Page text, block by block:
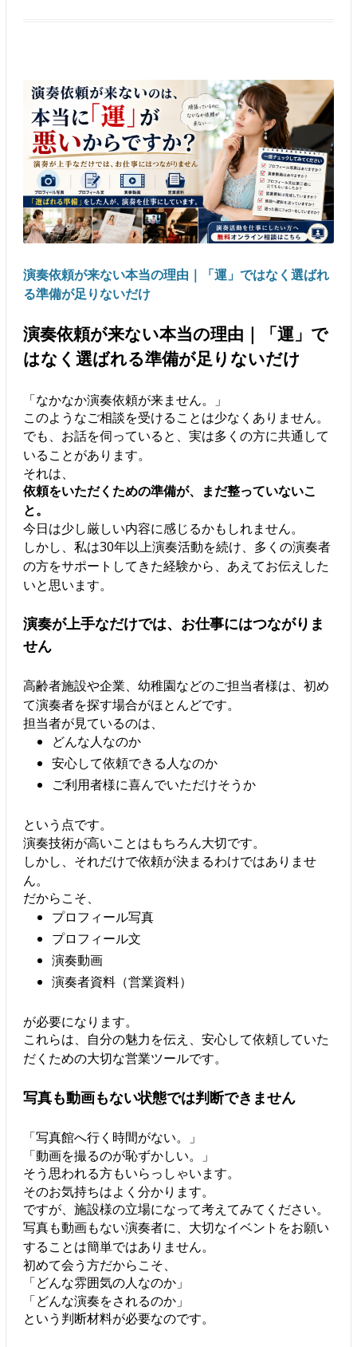
演奏依頼が来ない本当の理由｜「運」ではなく選ばれ
る準備が足りないだけ
演奏依頼が来ない本当の理由｜「運」で
はなく選ばれる準備が足りないだけ
「なかなか演奏依頼が来ません。」
このようなご相談を受けることは少なくありません。
でも、お話を伺っていると、実は多くの方に共通して
いることがあります。
それは、
依頼をいただくための準備が、まだ整っていないこ
と。
今日は少し厳しい内容に感じるかもしれません。
しかし、私は30年以上演奏活動を続け、多くの演奏者
の方をサポートしてきた経験から、あえてお伝えした
いと思います。
演奏が上手なだけでは、お仕事にはつながりま
せん
高齢者施設や企業、幼稚園などのご担当者様は、初め
て演奏者を探す場合がほとんどです。
担当者が見ているのは、
どんな人なのか
安心して依頼できる人なのか
ご利用者様に喜んでいただけそうか
という点です。
演奏技術が高いことはもちろん大切です。
しかし、それだけで依頼が決まるわけではありませ
ん。
だからこそ、
プロフィール写真
プロフィール文
演奏動画
演奏者資料（営業資料）
が必要になります。
これらは、自分の魅力を伝え、安心して依頼していた
だくための大切な営業ツールです。
写真も動画もない状態では判断できません
「写真館へ行く時間がない。」
「動画を撮るのが恥ずかしい。」
そう思われる方もいらっしゃいます。
そのお気持ちはよく分かります。
ですが、施設様の立場になって考えてみてください。
写真も動画もない演奏者に、大切なイベントをお願い
することは簡単ではありません。
初めて会う方だからこそ、
「どんな雰囲気の人なのか」
「どんな演奏をされるのか」
という判断材料が必要なのです。